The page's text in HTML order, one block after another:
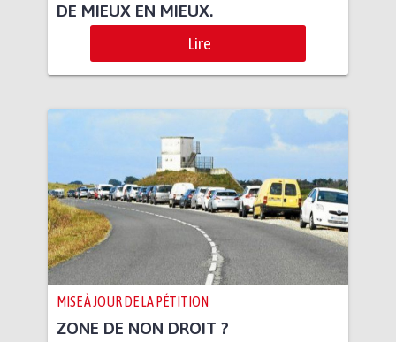
DE MIEUX EN MIEUX.
Lire
MISE À JOUR DE LA PÉTITION
ZONE DE NON DROIT ?